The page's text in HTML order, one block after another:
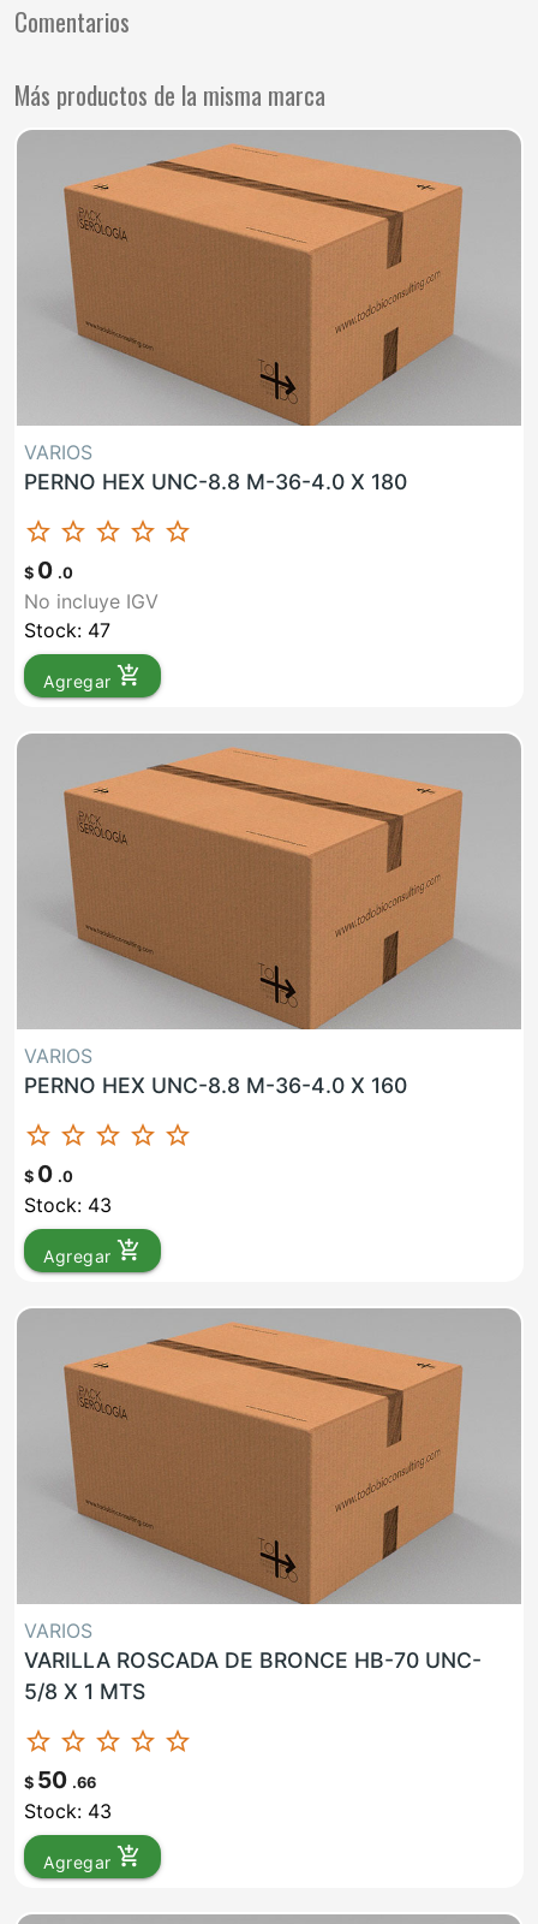
Comentarios
Más productos de la misma marca
VARIOS
PERNO HEX UNC-8.8 M-36-4.0 X 180
star_border star_border star_border star_border star_border
$ 0 .0
No incluye IGV
Stock: 47
Agregar add_shopping_cart
VARIOS
PERNO HEX UNC-8.8 M-36-4.0 X 160
star_border star_border star_border star_border star_border
$ 0 .0
Stock: 43
Agregar add_shopping_cart
VARIOS
VARILLA ROSCADA DE BRONCE HB-70 UNC-
5/8 X 1 MTS
star_border star_border star_border star_border star_border
$ 50 .66
Stock: 43
Agregar add_shopping_cart